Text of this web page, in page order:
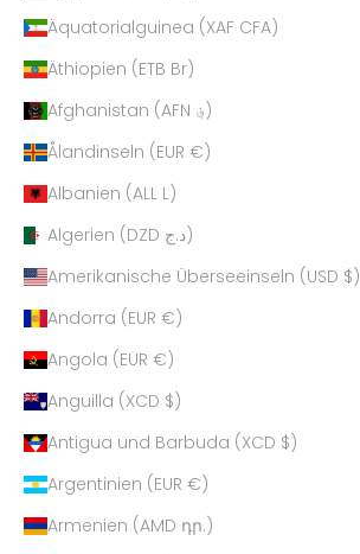
Äquatorialguinea (XAF CFA)
Äthiopien (ETB Br)
Afghanistan (AFN ؋)
Ålandinseln (EUR €)
Albanien (ALL L)
Algerien (DZD د.ج)
Amerikanische Überseeinseln (USD $)
Andorra (EUR €)
Angola (EUR €)
Anguilla (XCD $)
Antigua und Barbuda (XCD $)
Argentinien (EUR €)
Armenien (AMD դր.)